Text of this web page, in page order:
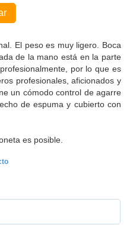
El peso es muy ligero. Boca
de la mano está en la parte
por lo que es
profesionales, aficionados y
un cómodo control de agarre
de espuma y cubierto con
es posible.